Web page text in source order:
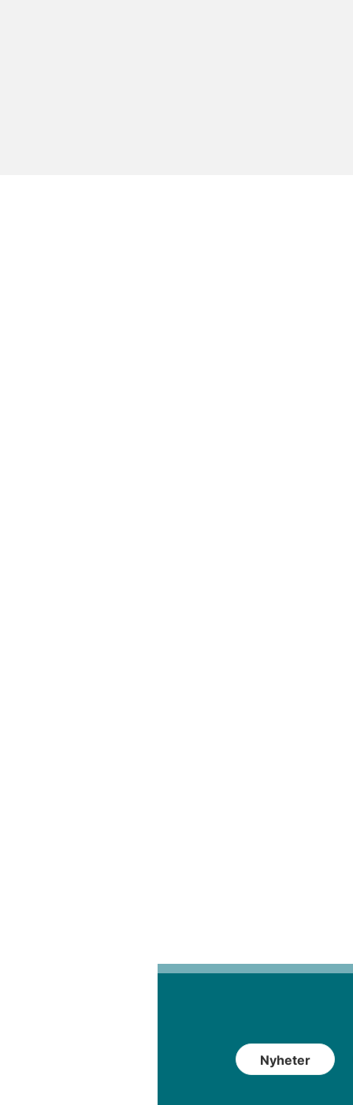
Nyheter